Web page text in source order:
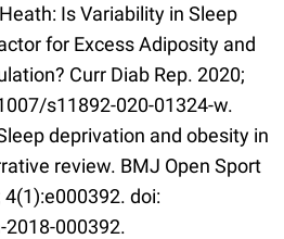
Is Variability in Sleep
for Excess Adiposity and
Curr Diab Rep. 2020;
s11892-020-01324-w.
deprivation and obesity in
review. BMJ Open Sport
doi:
000392.